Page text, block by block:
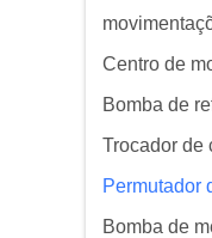
Centro de
Bomba de
Trocador de
Permutador
Bomba de